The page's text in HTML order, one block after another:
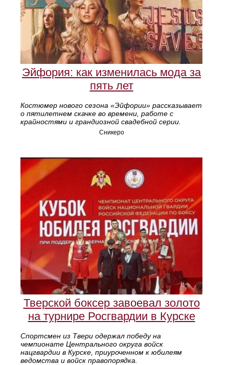
Эйфория: как изменилась мода за
пять лет
Костюмер нового сезона «Эйфории» рассказывает
о пятилетнем скачке во времени, работе с
крайностями и грандиозной свадебной серии.
Сникеро
Тверской боксер завоевал золото
на турнире Росгвардии в Курске
Спортсмен из Твери одержал победу на
чемпионате Центрального округа войск
нацгвардии в Курске, приуроченном к юбилеям
ведомства и войск правопорядка.